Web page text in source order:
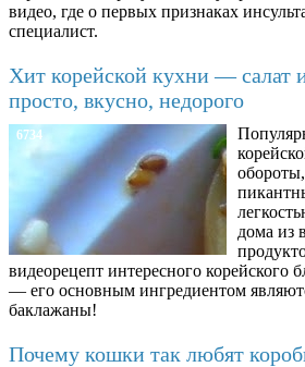
видео, где о первых признаках
специалист.
Хит корейской кухни — салат
просто, вкусно, недорого
6734
дома из
видеорецепт интересного корейского
— его основным ингредиентом
баклажаны!
Почему кошки так любят